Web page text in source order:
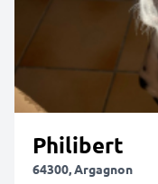
Philibert
64300, Argagnon